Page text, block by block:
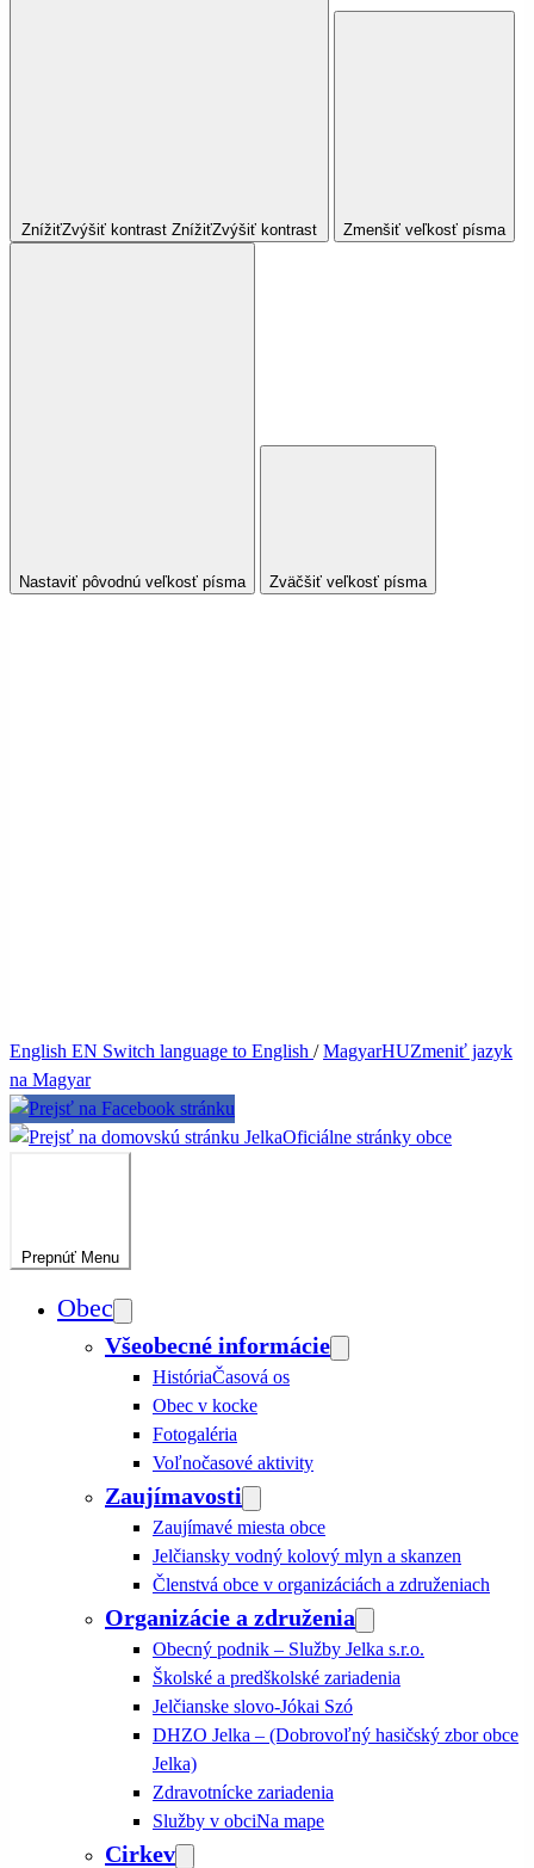
ZnížiťZvýšiť kontrast ZnížiťZvýšiť kontrast Zmenšiť veľkosť písma
Nastaviť pôvodnú veľkosť písma Zväčšiť veľkosť písma
English EN Switch language to English /MagyarHUZmeniť jazyk
na Magyar
JelkaOficiálne stránky obce
Prepnúť Menu
Obec
Všeobecné informácie
HistóriaČasová os
Obec v kocke
Fotogaléria
Voľnočasové aktivity
Zaujímavosti
Zaujímavé miesta obce
Jelčiansky vodný kolový mlyn a skanzen
Členstvá obce v organizáciách a združeniach
Organizácie a združenia
Obecný podnik – Služby Jelka s.r.o.
Školské a predškolské zariadenia
Jelčianske slovo-Jókai Szó
DHZO Jelka – (Dobrovoľný hasičský zbor obce
Jelka)
Zdravotnícke zariadenia
Služby v obciNa mape
Cirkev